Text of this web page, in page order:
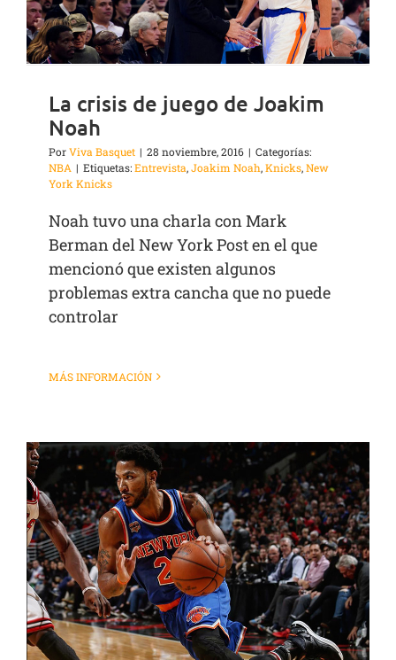
La crisis de juego de Joakim
Noah
PorViva Basquet | 28 noviembre, 2016 | Categorías:
NBA | Etiquetas:Entrevista,Joakim Noah,Knicks,New
York Knicks
Noah tuvo una charla con Mark
Berman del New York Post en el que
mencionó que existen algunos
problemas extra cancha que no puede
controlar
MÁS INFORMACIÓN